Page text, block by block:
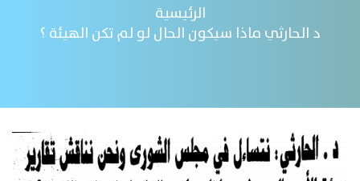
الرئيسية
د الحارثي ماذا سيكون الحال لو لم تكن الهيئة ؟